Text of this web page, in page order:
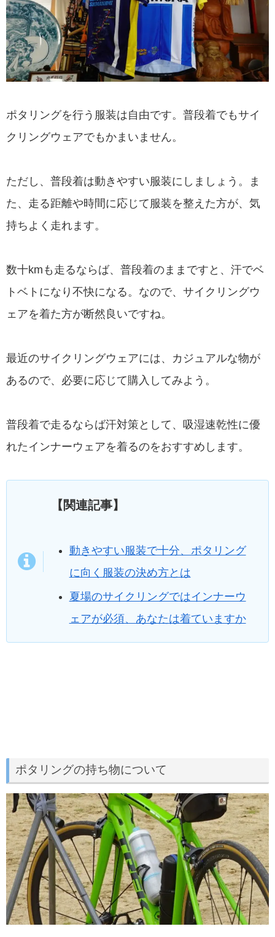
ポタリングを行う服装は自由です。普段着でもサイ
クリングウェアでもかまいません。
ただし、普段着は動きやすい服装にしましょう。ま
た、走る距離や時間に応じて服装を整えた方が、気
持ちよく走れます。
数十kmも走るならば、普段着のままですと、汗でベ
トベトになり不快になる。なので、サイクリングウ
ェアを着た方が断然良いですね。
最近のサイクリングウェアには、カジュアルな物が
あるので、必要に応じて購入してみよう。
普段着で走るならば汗対策として、吸湿速乾性に優
れたインナーウェアを着るのをおすすめします。
【関連記事】
動きやすい服装で十分、ポタリング
に向く服装の決め方とは
夏場のサイクリングではインナーウ
ェアが必須、あなたは着ていますか
ポタリングの持ち物について